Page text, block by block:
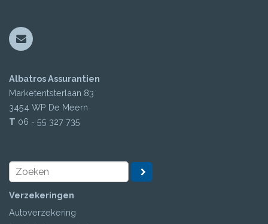
Albatros Assurantien
Marketentsterlaan 83
3454 WP De Meern
T 06 - 55 327 735
Verzekeringen
Autoverzekering